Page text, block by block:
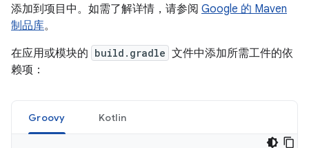
添加到项目中。如需了解详情，请参阅 Google 的 Maven
制品库。
在应用或模块的 build.gradle 文件中添加所需工件的依
赖项：
Groovy Kotlin